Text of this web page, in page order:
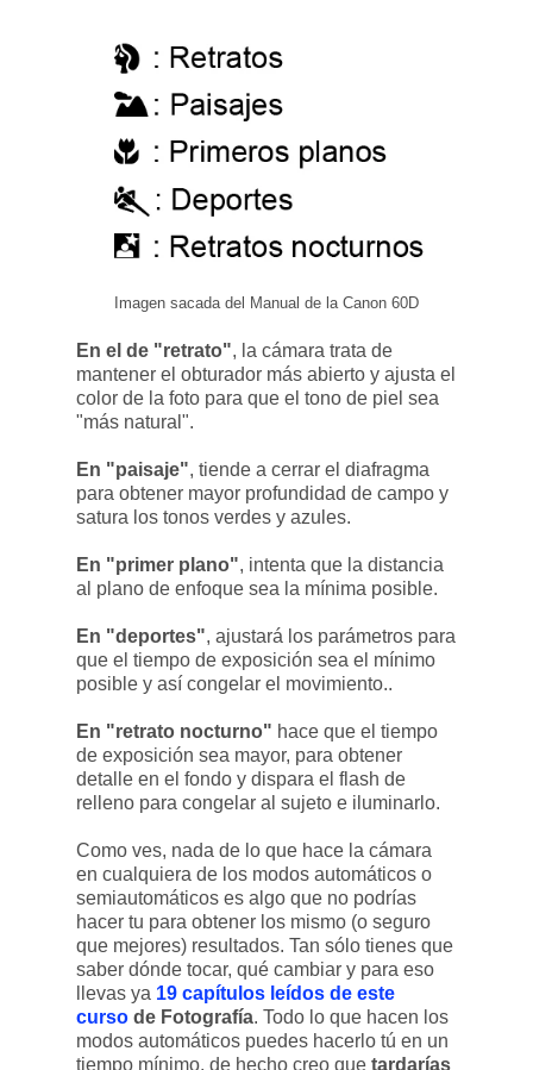
Imagen sacada del Manual de la Canon 60D
En el de "retrato", la cámara trata de
mantener el obturador más abierto y ajusta el
color de la foto para que el tono de piel sea
"más natural".
En "paisaje", tiende a cerrar el diafragma
para obtener mayor profundidad de campo y
satura los tonos verdes y azules.
En "primer plano", intenta que la distancia
al plano de enfoque sea la mínima posible.
En "deportes", ajustará los parámetros para
que el tiempo de exposición sea el mínimo
posible y así congelar el movimiento..
En "retrato nocturno" hace que el tiempo
de exposición sea mayor, para obtener
detalle en el fondo y dispara el flash de
relleno para congelar al sujeto e iluminarlo.
Como ves, nada de lo que hace la cámara
en cualquiera de los modos automáticos o
semiautomáticos es algo que no podrías
hacer tu para obtener los mismo (o seguro
que mejores) resultados. Tan sólo tienes que
saber dónde tocar, qué cambiar y para eso
llevas ya 19 capítulos leídos de este
curso de Fotografía. Todo lo que hacen los
modos automáticos puedes hacerlo tú en un
tiempo mínimo, de hecho creo que tardarías